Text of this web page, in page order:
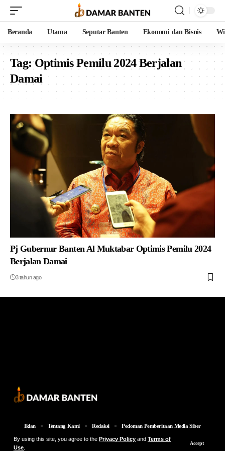
By using this site, you agree to the Privacy Policy and Terms of
Use
Accept
Beranda Utama Seputar Banten Ekonomi dan Bisnis
Tag:Optimis Pemilu 2024 Berjalan
Damai
Pj Gubernur Banten Al Muktabar Optimis Pemilu 2024
Berjalan Damai
3 tahun ago
© 2026 Damar Banten | PT. MEDIA DAMAR BANTEN Jalan Jakarta KM 5,
Iklan Tentang Kami Redaksi Pedoman Pemberitaan Media Siber